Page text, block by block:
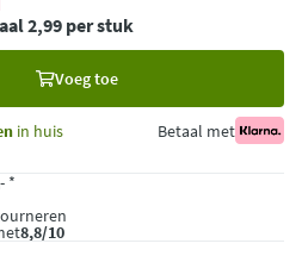
2,99 per stuk
Voeg toe
in huis Betaal met
*
8,8/10